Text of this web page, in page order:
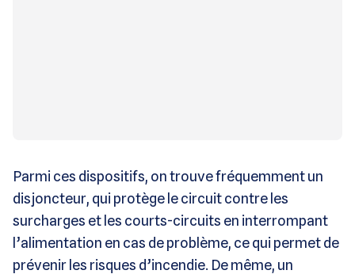
Parmi ces dispositifs, on trouve fréquemment un
disjoncteur, qui protège le circuit contre les
surcharges et les courts-circuits en interrompant
l’alimentation en cas de problème, ce qui permet de
prévenir les risques d’incendie. De même, un